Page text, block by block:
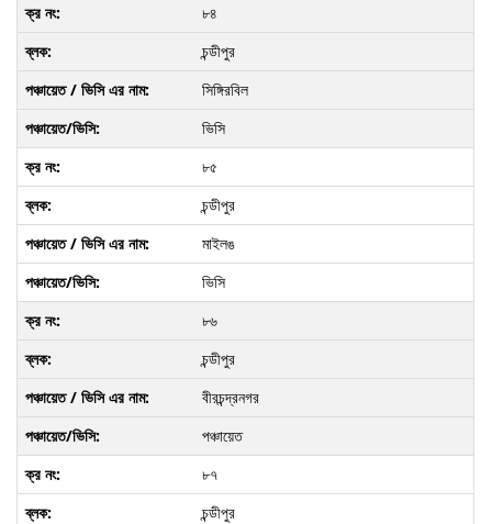
৮৪
চন্ডীপুর
সিঙ্গিরবিল
ভিসি
৮৫
চন্ডীপুর
মাইলঙ
ভিসি
৮৬
চন্ডীপুর
বীরচন্দ্রনগর
পঞ্চায়েত
৮৭
চন্ডীপুর